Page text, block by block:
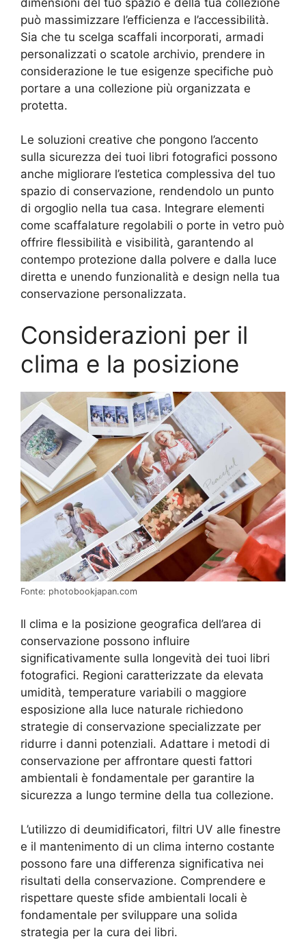
può massimizzare l’efficienza e l’accessibilità.
Sia che tu scelga scaffali incorporati, armadi
personalizzati o scatole archivio, prendere in
considerazione le tue esigenze specifiche può
portare a una collezione più organizzata e
protetta.
Le soluzioni creative che pongono l’accento
sulla sicurezza dei tuoi libri fotografici possono
anche migliorare l’estetica complessiva del tuo
spazio di conservazione, rendendolo un punto
di orgoglio nella tua casa. Integrare elementi
come scaffalature regolabili o porte in vetro può
offrire flessibilità e visibilità, garantendo al
contempo protezione dalla polvere e dalla luce
diretta e unendo funzionalità e design nella tua
conservazione personalizzata.
Considerazioni per il
clima e la posizione
Fonte: photobookjapan.com
Il clima e la posizione geografica dell’area di
conservazione possono influire
significativamente sulla longevità dei tuoi libri
fotografici. Regioni caratterizzate da elevata
umidità, temperature variabili o maggiore
esposizione alla luce naturale richiedono
strategie di conservazione specializzate per
ridurre i danni potenziali. Adattare i metodi di
conservazione per affrontare questi fattori
ambientali è fondamentale per garantire la
sicurezza a lungo termine della tua collezione.
L’utilizzo di deumidificatori, filtri UV alle finestre
e il mantenimento di un clima interno costante
possono fare una differenza significativa nei
risultati della conservazione. Comprendere e
rispettare queste sfide ambientali locali è
fondamentale per sviluppare una solida
strategia per la cura dei libri.